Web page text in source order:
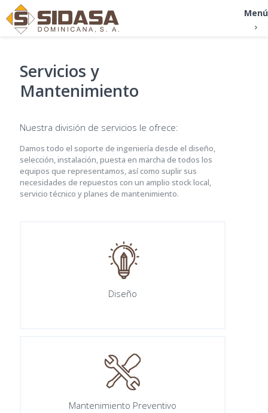
Menú
Servicios y
Mantenimiento
Nuestra división de servicios le ofrece:
Damos todo el soporte de ingeniería desde el diseño,
selección, instalación, puesta en marcha de todos los
equipos que representamos, así como suplir sus
necesidades de repuestos con un amplio stock local,
servicio técnico y planes de mantenimiento.
Diseño
Mantenimiento Preventivo